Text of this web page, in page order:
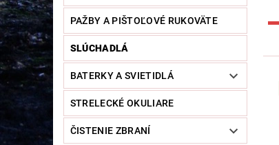
PAŽBY A PIŠTOĽOVÉ RUKOVÄTE
SLÚCHADLÁ
BATERKY A SVIETIDLÁ
STRELECKÉ OKULIARE
ČISTENIE ZBRANÍ